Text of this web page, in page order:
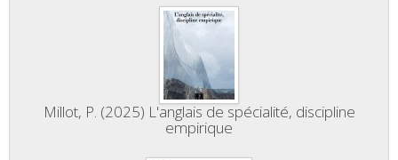
Millot, P. (2025) L'anglais de spécialité, discipline
empirique